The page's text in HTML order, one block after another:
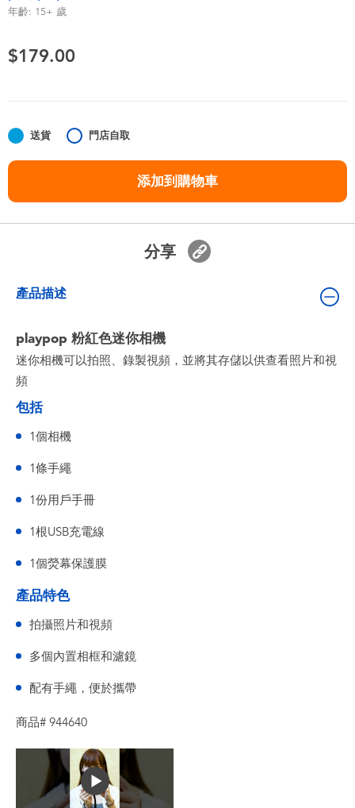
毛毛公仔玩具
夏日用品
任天堂 Switch
年齡: 15+ 歲
$179.00
送貨 門店自取
添加到購物車
分享
產品描述
playpop 粉紅色迷你相機
迷你相機可以拍照、錄製視頻，並將其存儲以供查看照片和視
頻
包括
1個相機
1條手繩
1份用戶手冊
1根USB充電線
1個熒幕保護膜
產品特色
拍攝照片和視頻
多個內置相框和濾鏡
配有手繩，便於攜帶
商品# 944640